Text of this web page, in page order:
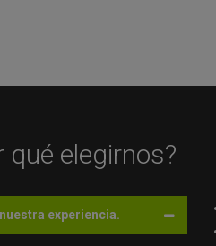
qué elegirnos?
experiencia.